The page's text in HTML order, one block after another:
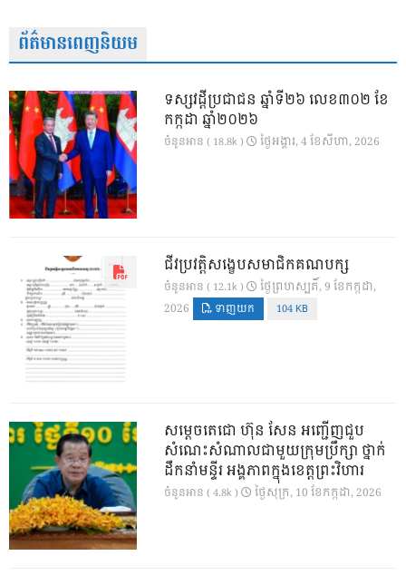
ព័ត៌មានពេញនិយម
ទស្សវដ្តីប្រជាជន ឆ្នាំទី២៦ លេខ៣០២ ខែ
កក្កដា ឆ្នាំ២០២៦
ចំនួនអាន ( 18.8k ) ថ្ងៃ​អង្គារ, 4 ខែ​សីហា, 2026
ជីវប្រវត្តិសង្ខេបសមាជិកគណបក្ស
ចំនួនអាន ( 12.1k )
ថ្ងៃ​ព្រហស្បតិ៍, 9 ខែ​កក្កដា,
2026
ទាញយក 104 KB
សម្តេចតេជោ ហ៊ុន សែន អញ្ជើញជួប
សំណេះសំណាលជាមួយក្រុមប្រឹក្សា ថ្នាក់
ដឹកនាំមន្ទីរ អង្គភាពក្នុងខេត្តព្រះវិហារ
ចំនួនអាន ( 4.8k ) ថ្ងៃ​សុក្រ, 10 ខែ​កក្កដា, 2026